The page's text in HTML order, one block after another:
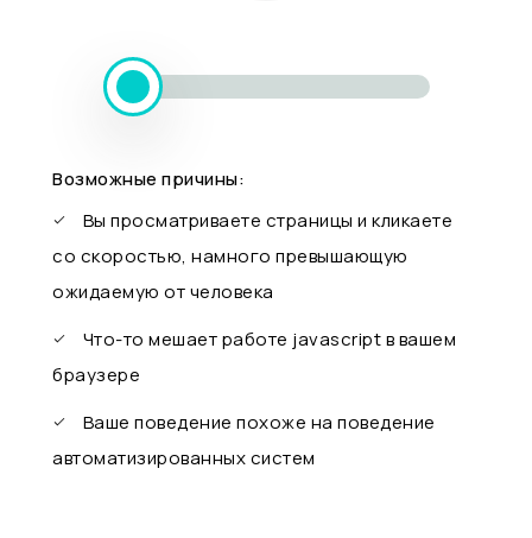
Возможные причины:
Вы просматриваете страницы и кликаете
со скоростью, намного превышающую
ожидаемую от человека
Что-то мешает работе javascript в вашем
браузере
Ваше поведение похоже на поведение
автоматизированных систем